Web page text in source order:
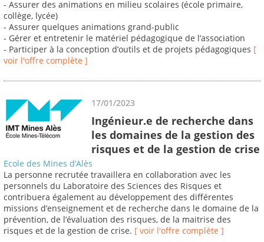
- Assurer des animations en milieu scolaires (école primaire,
collège, lycée)
- Assurer quelques animations grand-public
- Gérer et entretenir le matériel pédagogique de l’association
- Participer à la conception d’outils et de projets pédagogiques [
voir l'offre complète ]
17/01/2023
Ingénieur.e de recherche dans
les domaines de la gestion des
risques et de la gestion de crise
Ecole des Mines d’Alès
La personne recrutée travaillera en collaboration avec les
personnels du Laboratoire des Sciences des Risques et
contribuera également au développement des différentes
missions d’enseignement et de recherche dans le domaine de la
prévention, de l’évaluation des risques, de la maitrise des
risques et de la gestion de crise. [ voir l'offre complète ]